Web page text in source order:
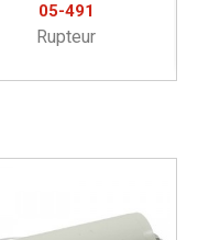
05-491
Rupteur